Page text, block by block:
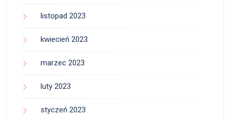
listopad 2023
kwiecień 2023
marzec 2023
luty 2023
styczeń 2023